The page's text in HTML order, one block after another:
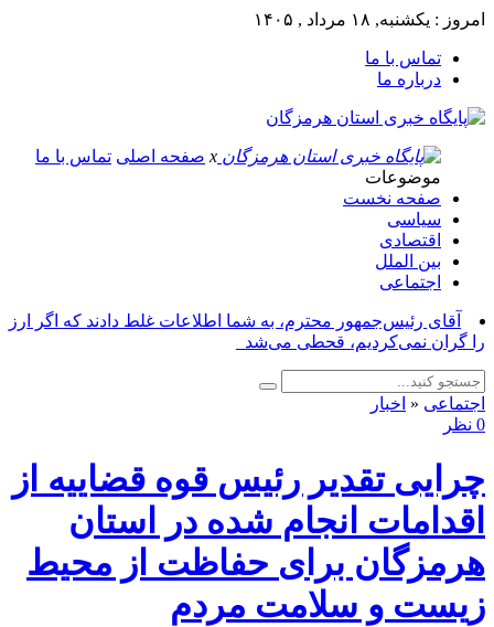
امروز : یکشنبه, ۱۸ مرداد , ۱۴۰۵
تماس با ما
درباره ما
x صفحه اصلی تماس با ما
موضوعات
صفحه نخست
سیاسی
اقتصادی
بین الملل
اجتماعی
آقای رئیس‌جمهور محترم، به شما اطلاعات غلط دادند که اگر ارز
را گران نمی‌کردیم، قحطی می‌شد_
اجتماعی « اخبار
0 نظر
چرایی تقدیر رئیس قوه قضاییه از
اقدامات انجام شده در استان
هرمزگان برای حفاظت از محیط
زیست و سلامت مردم